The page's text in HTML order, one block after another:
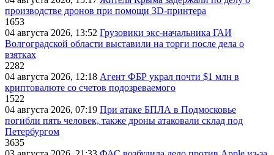
производстве дронов при помощи 3D‑принтера
1653
04 августа 2026, 13:52 Грузовики экс-начальника ГАИ
Волгоградской области выставили на торги после дела о
взятках
2282
04 августа 2026, 12:18 Агент ФБР украл почти $1 млн в
криптовалюте со счетов подозреваемого
1522
04 августа 2026, 07:19 При атаке БПЛА в Подмосковье
погибли пять человек, также дроны атаковали склад под
Петербургом
3635